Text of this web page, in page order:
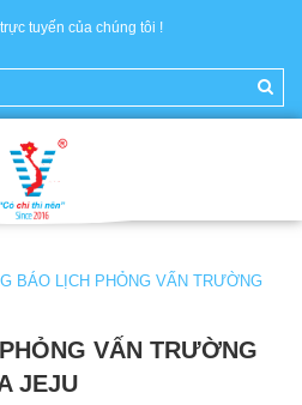
tuyến của chúng tôi !
BÁO LỊCH PHỎNG VẤN TRƯỜNG
VẤN TRƯỜNG
JEJU